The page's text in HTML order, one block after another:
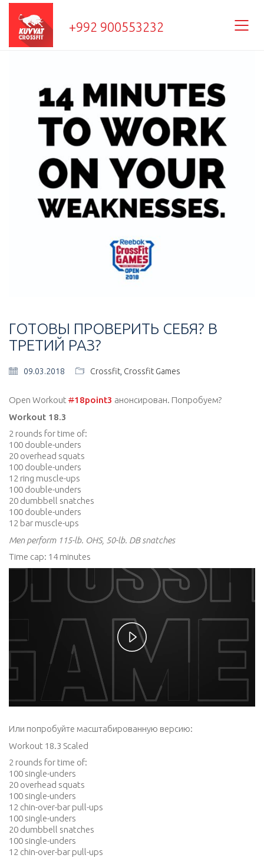
+992 900553232
ГОТОВЫ ПРОВЕРИТЬ СЕБЯ? В
ТРЕТИЙ РАЗ?
09.03.2018 Crossfit Crossfit Games
Open Workout #18point3 анонсирован. Попробуем?
Workout 18.3
2 rounds for time of:
100 double-unders
20 overhead squats
100 double-unders
12 ring muscle-ups
100 double-unders
20 dumbbell snatches
100 double-unders
12 bar muscle-ups
Men perform 115-lb. OHS, 50-lb. DB snatches
Time cap: 14 minutes
Play
Video
Или попробуйте масштабированную версию:
Workout 18.3 Scaled
2 rounds for time of:
100 single-unders
20 overhead squats
100 single-unders
12 chin-over-bar pull-ups
100 single-unders
20 dumbbell snatches
100 single-unders
12 chin-over-bar pull-ups